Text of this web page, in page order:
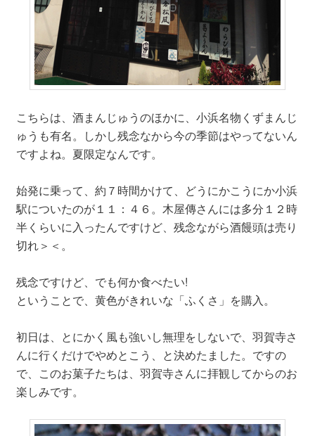
こちらは、酒まんじゅうのほかに、小浜名物くずまんじ
ゅうも有名。しかし残念なから今の季節はやってないん
ですよね。夏限定なんです。
始発に乗って、約７時間かけて、どうにかこうにか小浜
駅についたのが１１：４６。木屋傳さんには多分１２時
半くらいに入ったんですけど、残念ながら酒饅頭は売り
切れ＞＜。
残念ですけど、でも何か食べたい!
ということで、黄色がきれいな「ふくさ」を購入。
初日は、とにかく風も強いし無理をしないで、羽賀寺さ
んに行くだけでやめとこう、と決めたました。ですの
で、このお菓子たちは、羽賀寺さんに拝観してからのお
楽しみです。